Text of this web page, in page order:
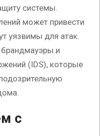
системы.
может привести
уязвимы для атак.
брандмауэры и
(IDS), которые
с